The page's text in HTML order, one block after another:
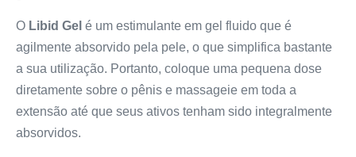
O Libid Gel é um estimulante em gel fluido que é
agilmente absorvido pela pele, o que simplifica bastante
a sua utilização. Portanto, coloque uma pequena dose
diretamente sobre o pênis e massageie em toda a
extensão até que seus ativos tenham sido integralmente
absorvidos.